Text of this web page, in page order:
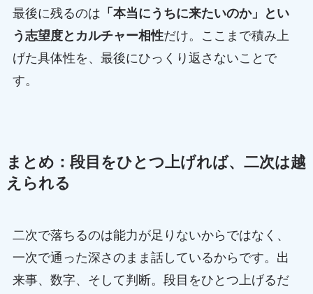
最後に残るのは 「本当にうちに来たいのか」とい
う志望度とカルチャー相性だけ。ここまで積み上
げた具体性を、最後にひっくり返さないことで
す。
まとめ：段目をひとつ上げれば、二次は越
えられる
二次で落ちるのは能力が足りないからではなく、
一次で通った深さのまま話しているからです。出
来事、数字、そして判断。段目をひとつ上げるだ